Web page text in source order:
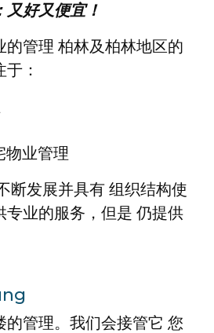
好又便宜！
的管理 柏林及柏林地区的
：
物业管理
断发展并具有 组织结构使
专业的服务，但是 仍提供
的管理。我们会接管它 您